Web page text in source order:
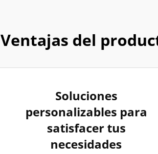
Ventajas del
Soluciones
personalizables para
satisfacer tus
necesidades